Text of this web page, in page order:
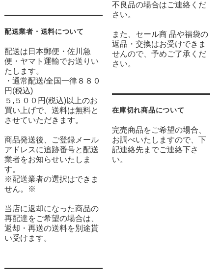
配送業者・送料について
配送は日本郵便・佐川急
便・ヤマト運輸でお送りい
たします。
・通常配送/全国一律８８０
円(税込)
５,５００円(税込)以上のお
買い上げで、送料は無料と
させていただきます。
商品発送後、ご登録メール
アドレスに追跡番号と配送
業者をお知らせいたしま
す。
※配送業者の選択はできま
せん。※
当店に返却になった商品の
再配達をご希望の場合は、
返却・再送の送料を別途貰
い受けます。
不良品の場合はご連絡くだ
さい。
また、セール商 品や福袋の
返品・交換はお受けできま
せんので、予めご了承くだ
さい。
在庫切れ商品について
完売商品をご希望の場合、
お調べいたしますので、下
記連絡先までご連絡下さ
い。